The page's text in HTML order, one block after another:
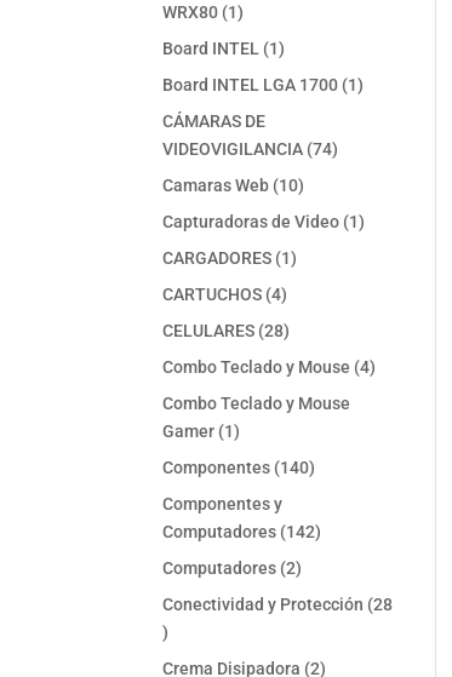
WRX80 11
producto
Board INTEL 11
producto
Board INTEL LGA 1700 11
CÁMARAS DE
VIDEOVIGILANCIA 7474
Camaras Web 1010
productos
Capturadoras de Video 11
CARGADORES 11
CARTUCHOS 44
productos
CELULARES 2828
productos
Combo Teclado y Mouse 44
Combo Teclado y Mouse
Gamer 11
producto
Componentes 140140
Componentes y
Computadores 142142
Computadores 22
productos
Conectividad y Protección 28
28
productos
Crema Disipadora 22